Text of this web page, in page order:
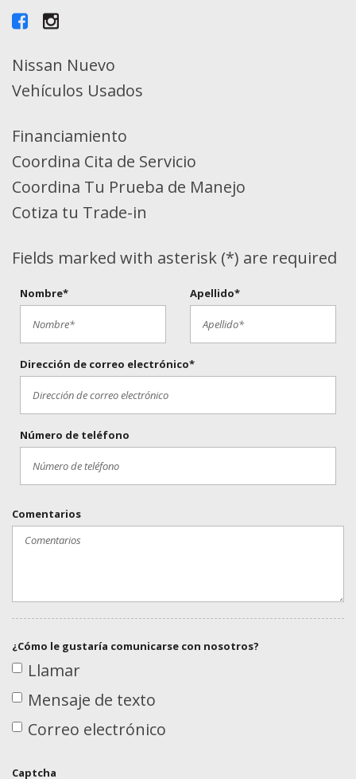
Nissan Nuevo
Vehículos Usados
Financiamiento
Coordina Cita de Servicio
Coordina Tu Prueba de Manejo
Cotiza tu Trade-in
Fields marked with asterisk (*) are required
Nombre* Apellido*
Dirección de correo electrónico*
Número de teléfono
Comentarios
¿Cómo le gustaría comunicarse con nosotros?
Llamar
Mensaje de texto
Correo electrónico
Captcha